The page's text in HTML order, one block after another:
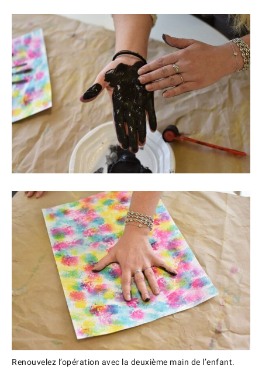
Renouvelez l’opération avec la deuxième main de l’enfant.